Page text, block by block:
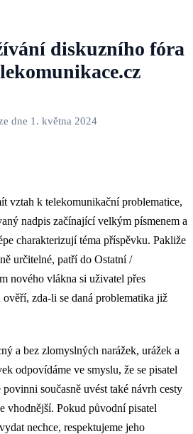
diskuzního fóra
dne 1. května 2024
vztah k telekomunikační problematice,
nadpis začínající velkým písmenem a
charakterizují téma příspěvku. Pakliže
určitelné, patří do Ostatní /
nového vlákna si uživatel přes
zda-li se daná problematika již
a bez zlomyslných narážek, urážek a
odpovídáme ve smyslu, že se pisatel
současně uvést také návrh cesty
vhodnější. Pokud původní pisatel
nechce, respektujeme jeho